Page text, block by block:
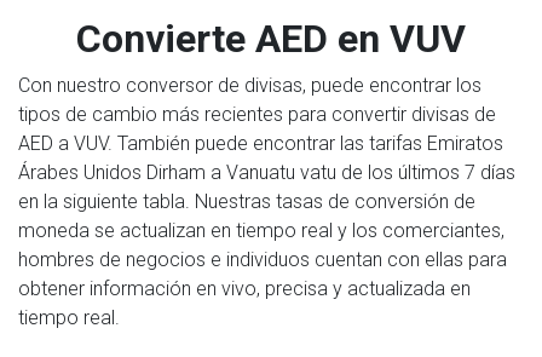
Convierte AED en VUV
Con nuestro conversor de divisas, puede encontrar los
tipos de cambio más recientes para convertir divisas de
AED a VUV. También puede encontrar las tarifas Emiratos
Árabes Unidos Dirham a Vanuatu vatu de los últimos 7 días
en la siguiente tabla. Nuestras tasas de conversión de
moneda se actualizan en tiempo real y los comerciantes,
hombres de negocios e individuos cuentan con ellas para
obtener información en vivo, precisa y actualizada en
tiempo real.